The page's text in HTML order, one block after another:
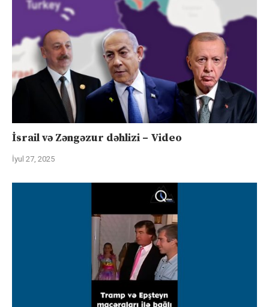
İsrail və Zəngəzur dəhlizi – Video
İyul 27, 2025